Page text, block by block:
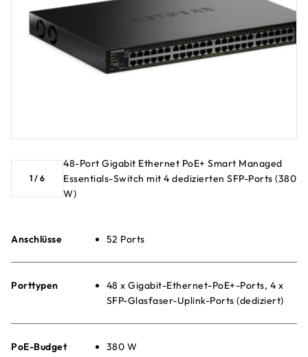
1 / 6
48-Port Gigabit Ethernet PoE+ Smart Managed
Essentials-Switch mit 4 dedizierten SFP-Ports (380
W)
Anschlüsse 52 Ports
Porttypen
48 x Gigabit-Ethernet-PoE+-Ports, 4 x
SFP-Glasfaser-Uplink-Ports (dediziert)
PoE-Budget 380 W